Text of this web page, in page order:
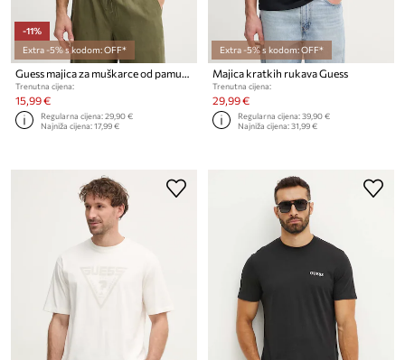
-11%
Extra -5% s kodom: OFF*
Trenutna cijena:
15,99 €
Regularna cijena:29,90 €
Najniža cijena:17,99 €
Extra -5% s kodom: OFF*
Majica kratkih rukava Guess
Trenutna cijena:
29,99 €
Regularna cijena:39,90 €
Najniža cijena:31,99 €